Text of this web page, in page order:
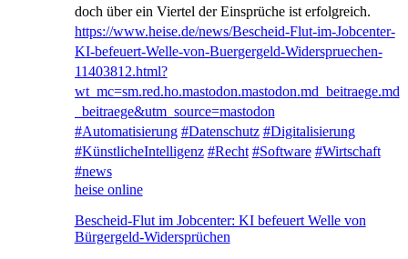
doch über ein Viertel der Einsprüche ist erfolgreich.
https://www.heise.de/news/Bescheid-Flut-im-Jobcenter-
KI-befeuert-Welle-von-Buergergeld-Widerspruechen-
11403812.html?
wt_mc=sm.red.ho.mastodon.mastodon.md_beitraege.md
_beitraege&utm_source=mastodon
#Automatisierung #Datenschutz #Digitalisierung
#KünstlicheIntelligenz #Recht #Software #Wirtschaft
#news
heise online
Bescheid-Flut im Jobcenter: KI befeuert Welle von
Bürgergeld-Widersprüchen